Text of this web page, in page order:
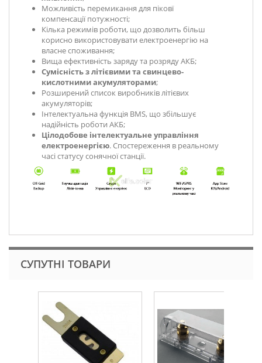
Можливість перемикання для піковї
компенсації потужності;
Кілька режимів роботи, що дозволить більш
корисно використовувати електроенергію на
власне споживання;
Вища ефективність заряду та розряду АКБ;
Сумісність з літієвими та свинцево-
кислотними акумуляторами;
Розширений список виробників літієвих
акумуляторів;
Інтелектуальна функція BMS, що збільшує
надійність роботи АКБ;
Цілодобове інтелектуальне управління
електроенергією. Спостереження в реальному
часі статусу сонячної станції.
СУПУТНІ ТОВАРИ